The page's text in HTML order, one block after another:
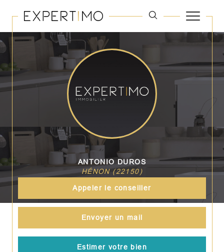
ANTONIO DUROS
HÉNON (22150)
Appeler le conseiller
Envoyer un mail
Estimer votre bien